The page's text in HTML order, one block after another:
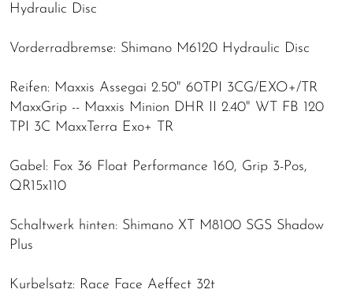
Hydraulic Disc
Vorderradbremse: Shimano M6120 Hydraulic Disc
Reifen: Maxxis Assegai 2.50" 60TPI 3CG/EXO+/TR
MaxxGrip -- Maxxis Minion DHR II 2.40" WT FB 120
TPI 3C MaxxTerra Exo+ TR
Gabel: Fox 36 Float Performance 160, Grip 3-Pos,
QR15x110
Schaltwerk hinten: Shimano XT M8100 SGS Shadow
Plus
Kurbelsatz: Race Face Aeffect 32t